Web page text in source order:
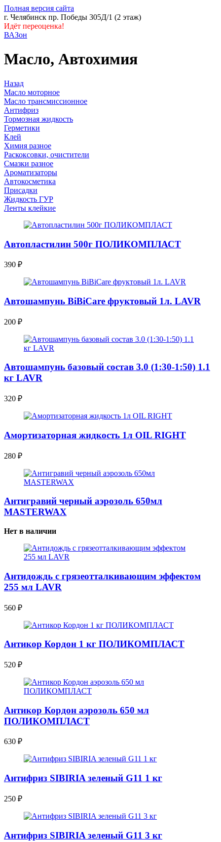
Полная версия сайта
г. Челябинск пр. Победы 305Д/1 (2 этаж)
Идёт переоценка!
ВАЗон
Масло, Автохимия
Назад
Масло моторное
Масло трансмиссионное
Антифриз
Тормозная жидкость
Герметики
Клей
Химия разное
Раскоксовки, очистители
Смазки разное
Ароматизаторы
Автокосметика
Присадки
Жидкость ГУР
Ленты клейкие
Автопластилин 500г ПОЛИКОМПЛАСТ
390 ₽
Автошампунь BiBiCare фруктовый 1л. LAVR
200 ₽
Автошампунь базовый состав 3.0 (1:30-1:50) 1.1
кг LAVR
320 ₽
Амортизаторная жидкость 1л OIL RIGHT
280 ₽
Антигравий черный аэрозоль 650мл
MASTERWAX
Нет в наличии
Антидождь с грязеотталкивающим эффектом
255 мл LAVR
560 ₽
Антикор Кордон 1 кг ПОЛИКОМПЛАСТ
520 ₽
Антикор Кордон аэрозоль 650 мл
ПОЛИКОМПЛАСТ
630 ₽
Антифриз SIBIRIA зеленый G11 1 кг
250 ₽
Антифриз SIBIRIA зеленый G11 3 кг